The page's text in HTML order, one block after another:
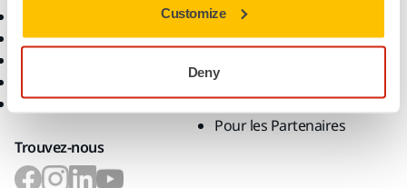
Customize
Deny
Conditions de la Garantie
Application myMirka
Qui Sommes-Nous ?
Nous Contacter
Carrière
Pour les Médias
Pour les Partenaires
Trouvez-nous